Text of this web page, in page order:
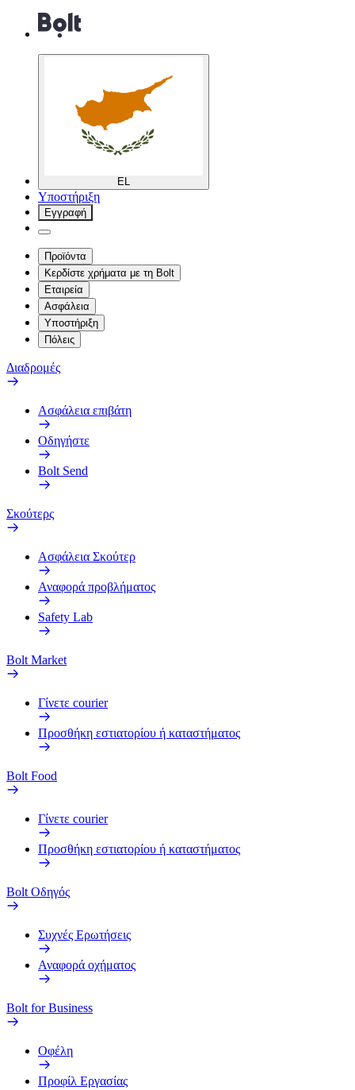
EL
Υποστήριξη
Εγγραφή
Προϊόντα
Κερδίστε χρήματα με τη Bolt
Εταιρεία
Ασφάλεια
Υποστήριξη
Πόλεις
Διαδρομές
Ασφάλεια επιβάτη
Οδηγήστε
Bolt Send
Σκούτερς
Ασφάλεια Σκούτερ
Αναφορά προβλήματος
Safety Lab
Bolt Market
Γίνετε courier
Προσθήκη εστιατορίου ή καταστήματος
Bolt Food
Γίνετε courier
Προσθήκη εστιατορίου ή καταστήματος
Bolt Οδηγός
Συχνές Ερωτήσεις
Αναφορά οχήματος
Bolt for Business
Οφέλη
Προφίλ Εργασίας